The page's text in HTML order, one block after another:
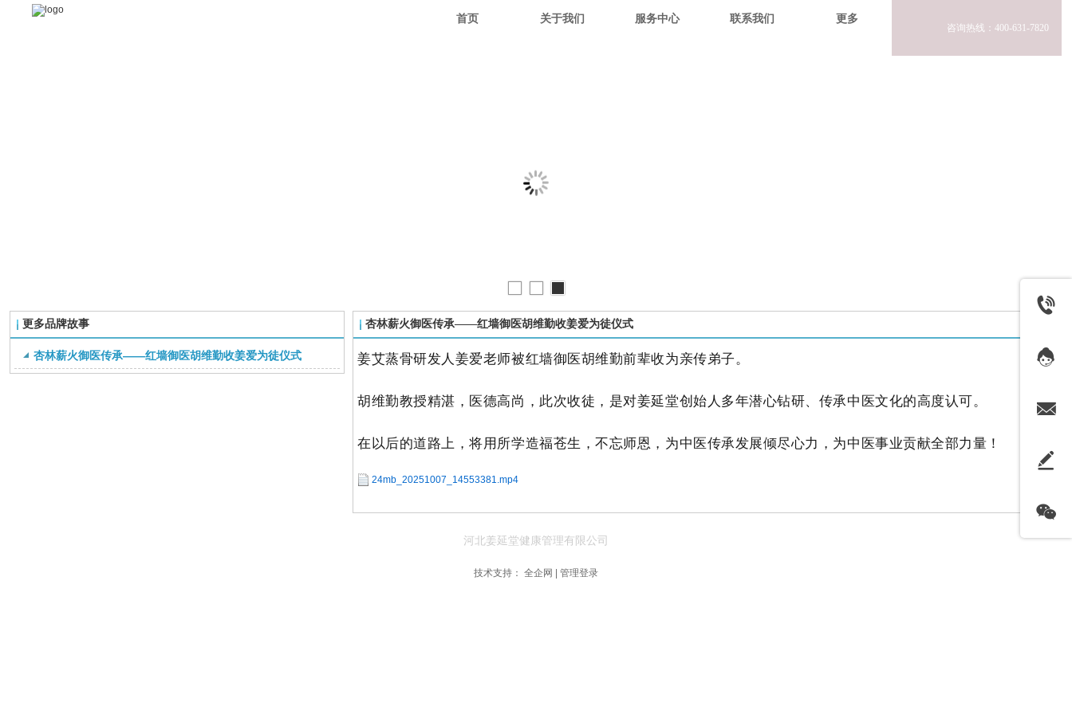
咨询热线：400-631-7820
首页 关于我们 服务中心 联系我们 更多
更多品牌故事
杏林薪火御医传承——红墙御医胡维勤收姜爱为徒仪式
杏林薪火御医传承——红墙御医胡维勤收姜爱为徒仪式
姜艾蒸骨研发人姜爱老师被红墙御医胡维勤前辈收为亲传弟子。
胡维勤教授精湛，医德高尚，此次收徒，是对姜延堂创始人多年潜心钻研、传承中医文化的高度认可。
在以后的道路上，将用所学造福苍生，不忘师恩，为中医传承发展倾尽心力，为中医事业贡献全部力量！
24mb_20251007_14553381.mp4
河北姜延堂健康管理有限公司
技术支持： 全企网 管理登录